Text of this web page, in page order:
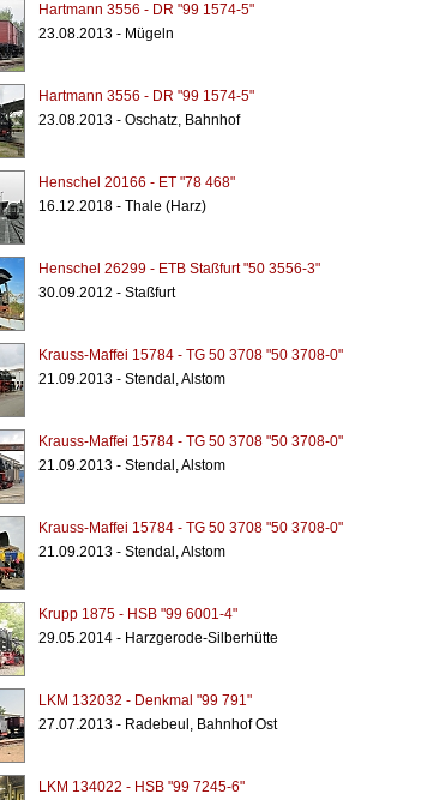
Hartmann 3556 - DR "99 1574-5"
23.08.2013 - Mügeln
Hartmann 3556 - DR "99 1574-5"
23.08.2013 - Oschatz, Bahnhof
Henschel 20166 - ET "78 468"
16.12.2018 - Thale (Harz)
Henschel 26299 - ETB Staßfurt "50 3556-3"
30.09.2012 - Staßfurt
Krauss-Maffei 15784 - TG 50 3708 "50 3708-0"
21.09.2013 - Stendal, Alstom
Krauss-Maffei 15784 - TG 50 3708 "50 3708-0"
21.09.2013 - Stendal, Alstom
Krauss-Maffei 15784 - TG 50 3708 "50 3708-0"
21.09.2013 - Stendal, Alstom
Krupp 1875 - HSB "99 6001-4"
29.05.2014 - Harzgerode-Silberhütte
LKM 132032 - Denkmal "99 791"
27.07.2013 - Radebeul, Bahnhof Ost
LKM 134022 - HSB "99 7245-6"